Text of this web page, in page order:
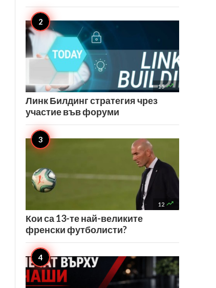
15 
Линк Билдинг стратегия чрез
участие във форуми
12 
Кои са 13-те най-великите
френски футболисти?